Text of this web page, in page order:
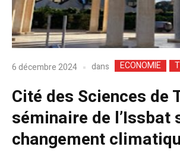
6 décembre 2024 dans ECONOMIE
Cité des Sciences de
séminaire de l’Issbat
changement